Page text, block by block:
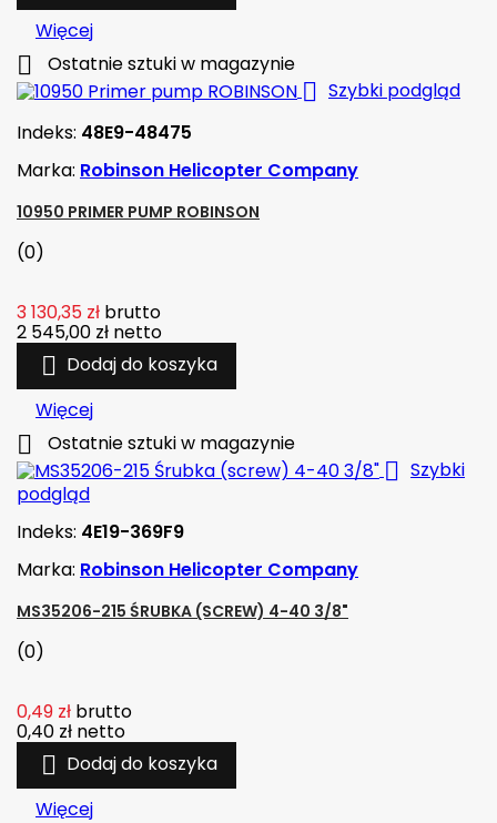
Więcej
 Ostatnie sztuki w magazynie
 Szybki podgląd
Indeks: 48E9-48475
Marka: Robinson Helicopter Company
10950 PRIMER PUMP ROBINSON
(0)
3 130,35 zł brutto
2 545,00 zł netto
 Dodaj do koszyka
Więcej
 Ostatnie sztuki w magazynie
 Szybki
podgląd
Indeks: 4E19-369F9
Marka: Robinson Helicopter Company
MS35206-215 ŚRUBKA (SCREW) 4-40 3/8"
(0)
0,49 zł brutto
0,40 zł netto
 Dodaj do koszyka
Więcej